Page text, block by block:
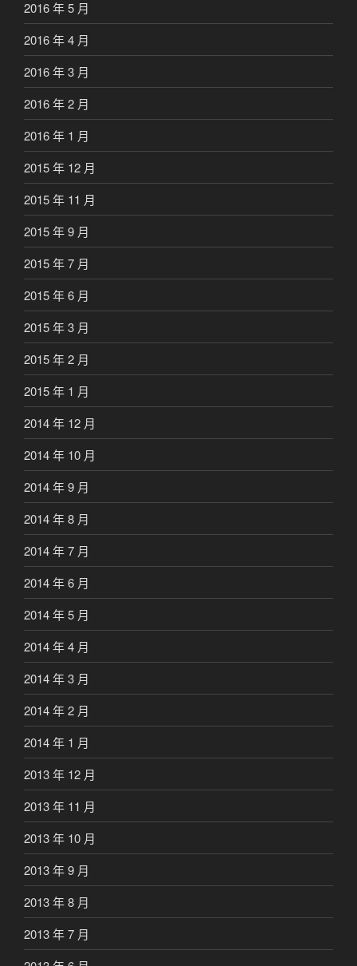
2016 年 5 月
2016 年 4 月
2016 年 3 月
2016 年 2 月
2016 年 1 月
2015 年 12 月
2015 年 11 月
2015 年 9 月
2015 年 7 月
2015 年 6 月
2015 年 3 月
2015 年 2 月
2015 年 1 月
2014 年 12 月
2014 年 10 月
2014 年 9 月
2014 年 8 月
2014 年 7 月
2014 年 6 月
2014 年 5 月
2014 年 4 月
2014 年 3 月
2014 年 2 月
2014 年 1 月
2013 年 12 月
2013 年 11 月
2013 年 10 月
2013 年 9 月
2013 年 8 月
2013 年 7 月